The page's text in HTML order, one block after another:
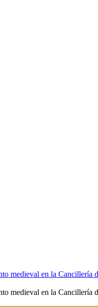
medieval en la Cancillería
medieval en la Cancillería